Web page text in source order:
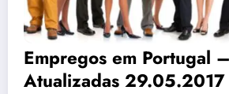
Empregos em Portugal
Atualizadas 29.05.2017